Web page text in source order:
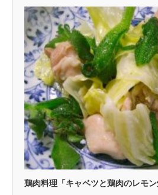
鶏肉料理「キャベツと鶏肉のレモ